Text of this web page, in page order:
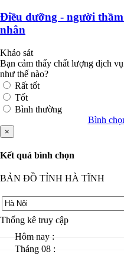
Điều dưỡng - người
nhân
Khảo sát
Bạn cảm thấy chất lượng dịch
như thế nào?
Rất tốt
Tốt
Bình thường
Bình
×
Kết quả bình chọn
BẢN ĐỒ TỈNH HÀ TĨNH
Thống kê truy cập
Hôm nay :
Tháng 08 :